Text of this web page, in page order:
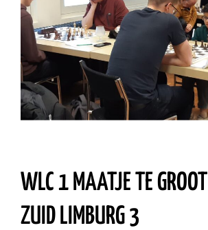
WLC 1 MAATJE TE
ZUID LIMBURG 3